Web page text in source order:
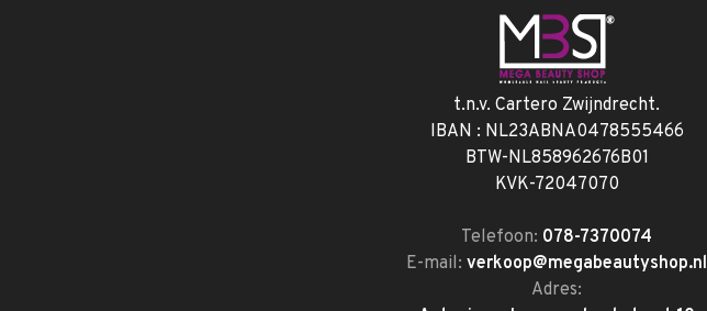
t.n.v. Cartero Zwijndrecht.
IBAN : NL23ABNA0478555466
BTW-NL858962676B01
KVK-72047070
Telefoon: 078-7370074
E-mail:verkoop@megabeautyshop.nl
Adres: